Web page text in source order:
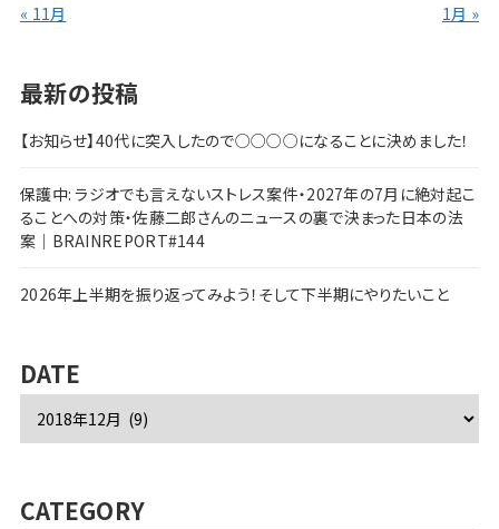
« 11月
1月 »
最新の投稿
【お知らせ】40代に突入したので○○○○になることに決めました！
保護中: ラジオでも言えないストレス案件・2027年の7月に絶対起こ
ることへの対策・佐藤二郎さんのニュースの裏で決まった日本の法
案｜BRAINREPORT#144
2026年上半期を振り返ってみよう！そして下半期にやりたいこと
DATE
カ
ブ
CATEGORY